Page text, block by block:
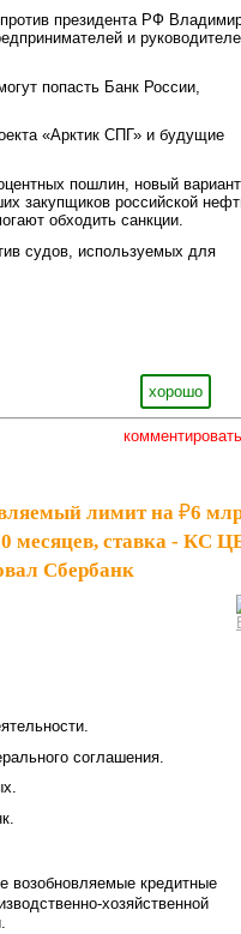
президента РФ
и
попасть Банк России,
«Арктик СПГ» и будущие
пошлин, новый вариант
закупщиков российской
обходить санкции.
судов, используемых для
хорошо
комментировать
лимит на ₽6
месяцев, ставка - КС
Сбербанк
соглашения.
возобновляемые кредитные
хозяйственной